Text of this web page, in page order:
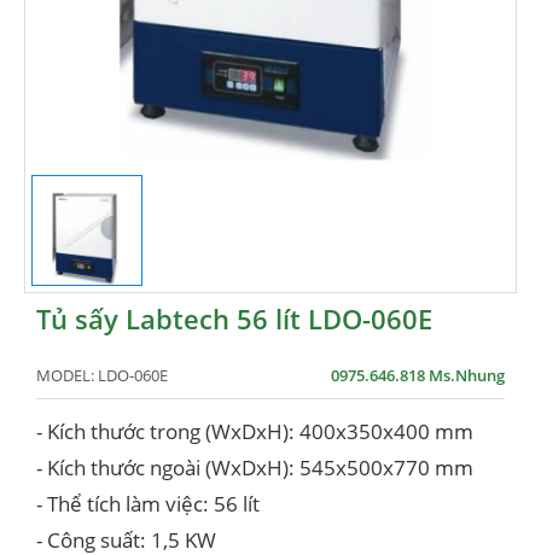
Tủ sấy Labtech 56 lít LDO-060E
MODEL: LDO-060E 0975.646.818 Ms.Nhung
- Kích thước trong (WxDxH): 400x350x400 mm
- Kích thước ngoài (WxDxH): 545x500x770 mm
- Thể tích làm việc: 56 lít
- Công suất: 1,5 KW